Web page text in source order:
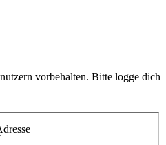
vorbehalten. Bitte logge dich